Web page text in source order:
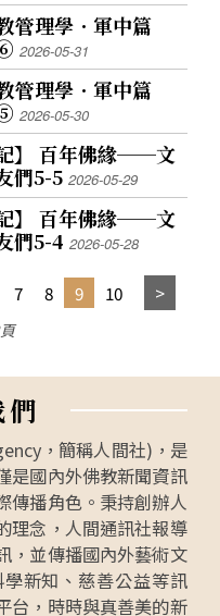
管理學．軍中篇
⑥2026-05-31
管理學．軍中篇
⑤2026-05-30
】 百年佛緣──文
們5-52026-05-29
】 百年佛緣──文
們5-42026-05-28
7 8 9 10
們
，簡稱人間社)，是
是國內外佛教新聞資訊
傳播角色。秉持創辦人
理念，人間通訊社報導
，並傳播國內外藝術文
新知、慈善公益等訊
台，時時與真善美的新